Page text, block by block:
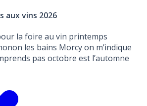
aux vins 2026
la foire au vin printemps
les bains Morcy on m’indique
pas octobre est l’automne